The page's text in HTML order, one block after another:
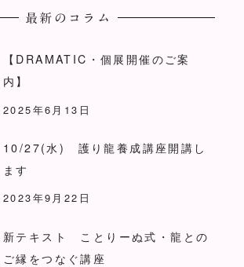
最新のコラム
【DRAMATIC・個展開催のご案
内】
2025年6月13日
10/27(水) 護り龍養成講座開講し
ます
2023年9月22日
新テキスト ことりーぬ式・龍との
ご縁をつなぐ講座